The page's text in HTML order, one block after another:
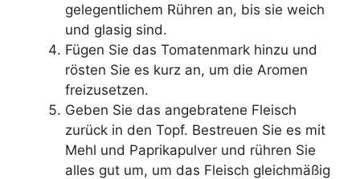
gelegentlichem Rühren an, bis sie weich
und glasig sind.
Fügen Sie das Tomatenmark hinzu und
rösten Sie es kurz an, um die Aromen
freizusetzen.
Geben Sie das angebratene Fleisch
zurück in den Topf. Bestreuen Sie es mit
Mehl und Paprikapulver und rühren Sie
alles gut um, um das Fleisch gleichmäßig